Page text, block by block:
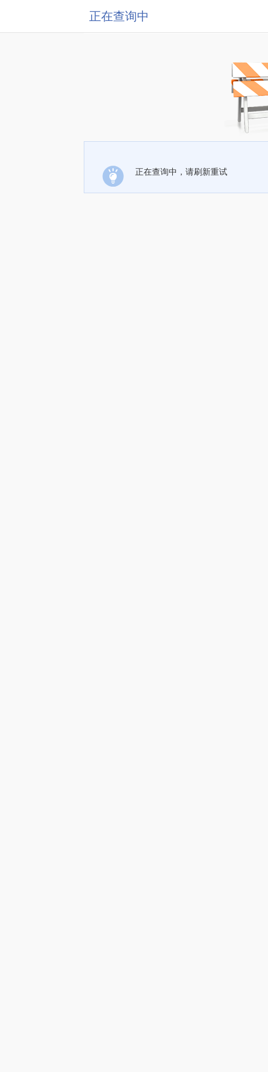
正在查询中
正在查询中，请刷新重试